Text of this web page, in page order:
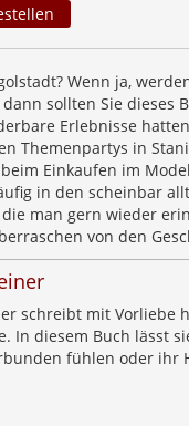
Wenn ja,
sollten Sie dieses
Erlebnisse
Themenpartys in
Einkaufen im
in den scheinbar
man gern wieder
von den
schreibt mit Vorliebe
In diesem Buch lässt
fühlen oder ihr